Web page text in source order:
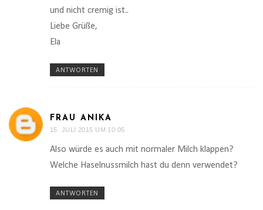
und nicht cremig ist..
Liebe Grüße,
Ela
ANTWORTEN
FRAU ANIKA
15. JULI 2015 UM 10:05
Also würde es auch mit normaler Milch klappen?
Welche Haselnussmilch hast du denn verwendet?
ANTWORTEN